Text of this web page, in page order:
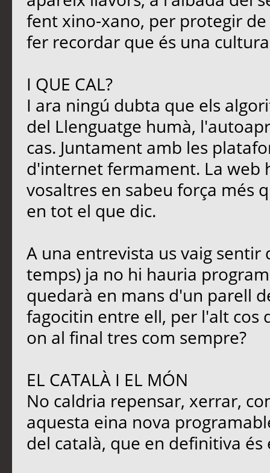
fent xino-xano, per protegir
fer recordar que és una
I QUE CAL?
I ara ningú dubta que els
del Llenguatge humà,
cas. Juntament amb les
d'internet fermament. La web
vosaltres en sabeu força més
en tot el que dic.
A una entrevista us vaig
temps) ja no hi hauria
quedarà en mans d'un parell
fagocitin entre ell, per l'alt cos
on al final tres com sempre?
EL CATALÀ I EL MÓN
No caldria repensar, xerrar,
aquesta eina nova
del català, que en definitiva